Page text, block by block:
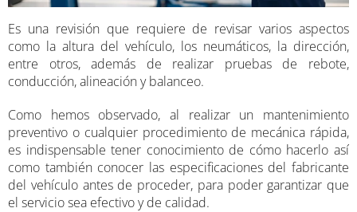
Es una revisión que requiere de revisar varios aspectos
como la altura del vehículo, los neumáticos, la dirección,
entre otros, además de realizar pruebas de rebote,
conducción, alineación y balanceo.
Como hemos observado, al realizar un mantenimiento
preventivo o cualquier procedimiento de mecánica rápida,
es indispensable tener conocimiento de cómo hacerlo así
como también conocer las especificaciones del fabricante
del vehículo antes de proceder, para poder garantizar que
el servicio sea efectivo y de calidad.